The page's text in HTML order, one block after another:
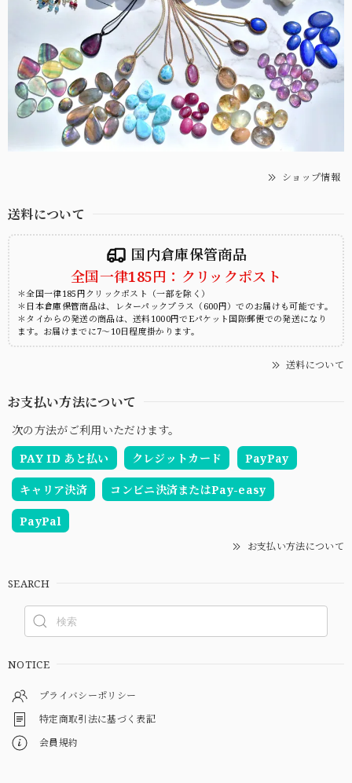
ショップ情報
送料について
国内倉庫保管商品
全国一律185円：クリックポスト
＊全国一律185円クリックポスト（一部を除く）
＊日本倉庫保管商品は、レターパックプラス（600円）でのお届けも可能です。
＊タイからの発送の商品は、送料1000円でEパケット国際郵便での発送になり
ます。お届けまでに7～10日程度掛かります。
送料について
お支払い方法について
次の方法がご利用いただけます。
PAY ID あと払い
クレジットカード PayPay
キャリア決済 コンビニ決済またはPay-easy
PayPal
お支払い方法について
SEARCH
NOTICE
プライバシーポリシー
特定商取引法に基づく表記
会員規約